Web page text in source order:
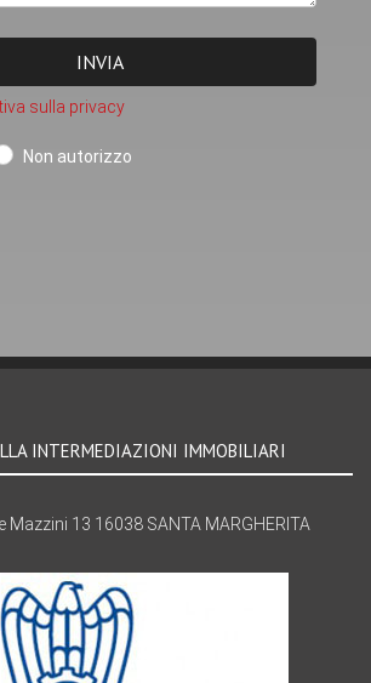
INVIA
sulla privacy
Non autorizzo
INTERMEDIAZIONI IMMOBILIARI
Mazzini 13 16038 SANTA MARGHERITA